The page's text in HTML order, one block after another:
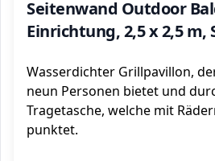
Seitenwand Outdoor
Einrichtung, 2,5 x 2,5 m,
Wasserdichter Grillpavillon,
neun Personen bietet und
Tragetasche, welche mit
punktet.